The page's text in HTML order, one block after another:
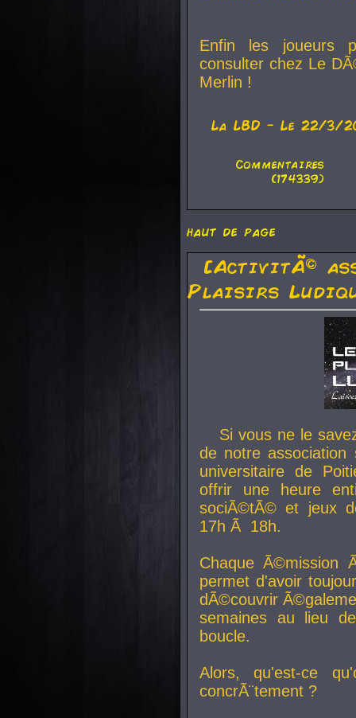
Enfin les joueurs
consulter chez Le
Merlin !
La LBD - Le 22/3/
Commentaires
(174339)
haut de page
[ActivitÃ©
Plaisirs
Si vous ne le
de notre
universitaire de
offrir une heure
sociÃ©tÃ© et jeux
17h Ã 18h.
Chaque Ã©mission
permet d'avoir
dÃ©couvrir
semaines au lieu
boucle.
Alors, qu'est-ce
concrÃ¨tement ?